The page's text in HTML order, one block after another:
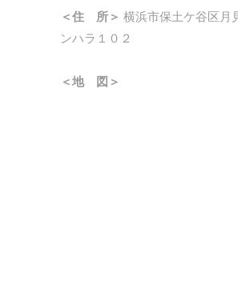
＜住 所＞ 横浜市保土ケ谷区月
ンハラ１０２
＜地 図＞